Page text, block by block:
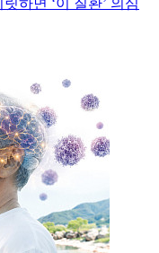
하면 ‘이 질환’ 의심